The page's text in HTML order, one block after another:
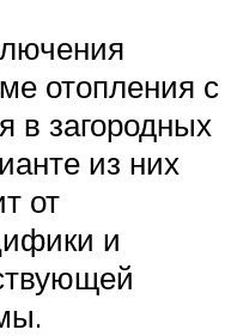
отопления с
в загородных
из них
от
и